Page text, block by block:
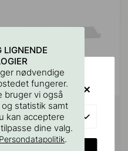
127
Boreskabelonen til Greb &
Knopper
55 kr
LIGNENDE
nødvendige
fungerer.
bruger vi også
statistik samt
kan acceptere
dine valg.
Persondatapolitik.